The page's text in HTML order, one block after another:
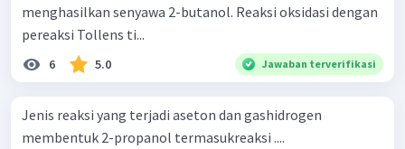
menghasilkan senyawa 2-butanol. Reaksi oksidasi dengan
pereaksi Tollens ti...
6 5.0 Jawaban terverifikasi
Jenis reaksi yang terjadi aseton dan gashidrogen
membentuk 2-propanol termasukreaksi ....